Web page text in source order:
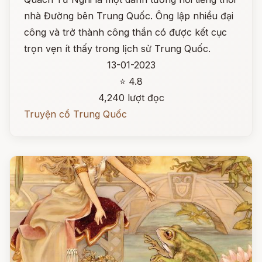
nhà Đường bên Trung Quốc. Ông lập nhiều đại
công và trở thành công thần có được kết cục
trọn vẹn ít thấy trong lịch sử Trung Quốc.
13-01-2023
⭐ 4.8
4,240 lượt đọc
Truyện cổ Trung Quốc